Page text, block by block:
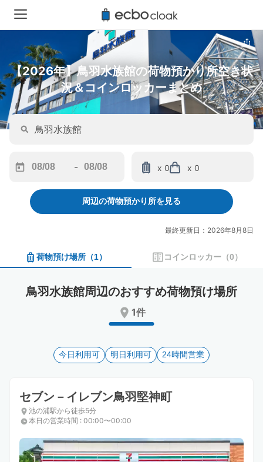
【2026年】鳥羽水族館の荷物預かり所空き状
況＆コインロッカーまとめ
forward
interact
calendar
and
a
date.
the
keyboard
shortcuts
for
changing
dates.
-
backward
to
interact
calendar
and
a
date.
mark
key
the
keyboard
shortcuts
for
changing
dates.
x 0 x 0
周辺の荷物預かり所を見る
最終更新日：2026年8月8日
荷物預け場所 （1） コインロッカー （0）
鳥羽水族館周辺のおすすめ荷物預け場所
1件
今日利用可 明日利用可 24時間営業
セブン－イレブン鳥羽堅神町
池の浦駅から徒歩5分
本日の営業時間 : 00:00〜00:00